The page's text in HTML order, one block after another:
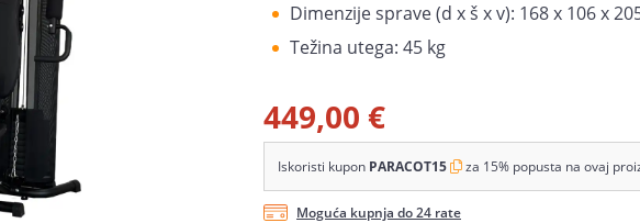
Dimenzije sprave (d x š x v): 168 x 106 x
Težina utega: 45 kg
449,00 €
Iskoristi kupon PARACOT15 za 15% popusta na ovaj
Moguća kupnja do 24 rate